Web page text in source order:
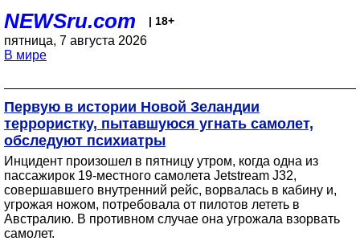
NEWSru.com | 18+
пятница, 7 августа 2026
В мире
Первую в истории Новой Зеландии
террористку, пытавшуюся угнать самолет,
обследуют психиатры
Инцидент произошел в пятницу утром, когда одна из
пассажирок 19-местного самолета Jetstream J32,
совершавшего внутренний рейс, ворвалась в кабину и,
угрожая ножом, потребовала от пилотов лететь в
Австралию. В противном случае она угрожала взорвать
самолет.